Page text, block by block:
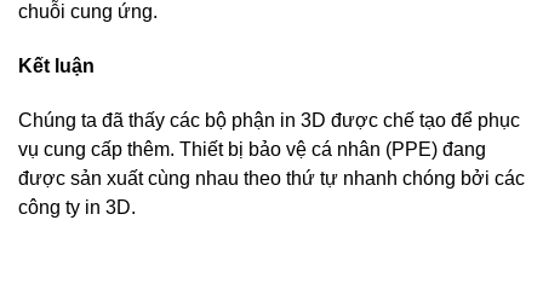
chuỗi cung ứng.
Kết luận
Chúng ta đã thấy các bộ phận in 3D được chế tạo để phục
vụ cung cấp thêm. Thiết bị bảo vệ cá nhân (PPE) đang
được sản xuất cùng nhau theo thứ tự nhanh chóng bởi các
công ty in 3D.